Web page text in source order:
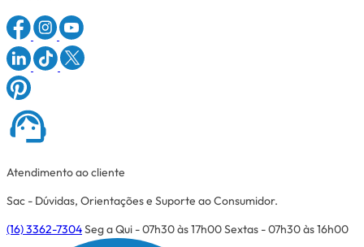
Atendimento ao cliente
Sac - Dúvidas, Orientações e Suporte ao Consumidor.
(16) 3362-7304Seg a Qui - 07h30 às 17h00Sextas - 07h30 às 16h00